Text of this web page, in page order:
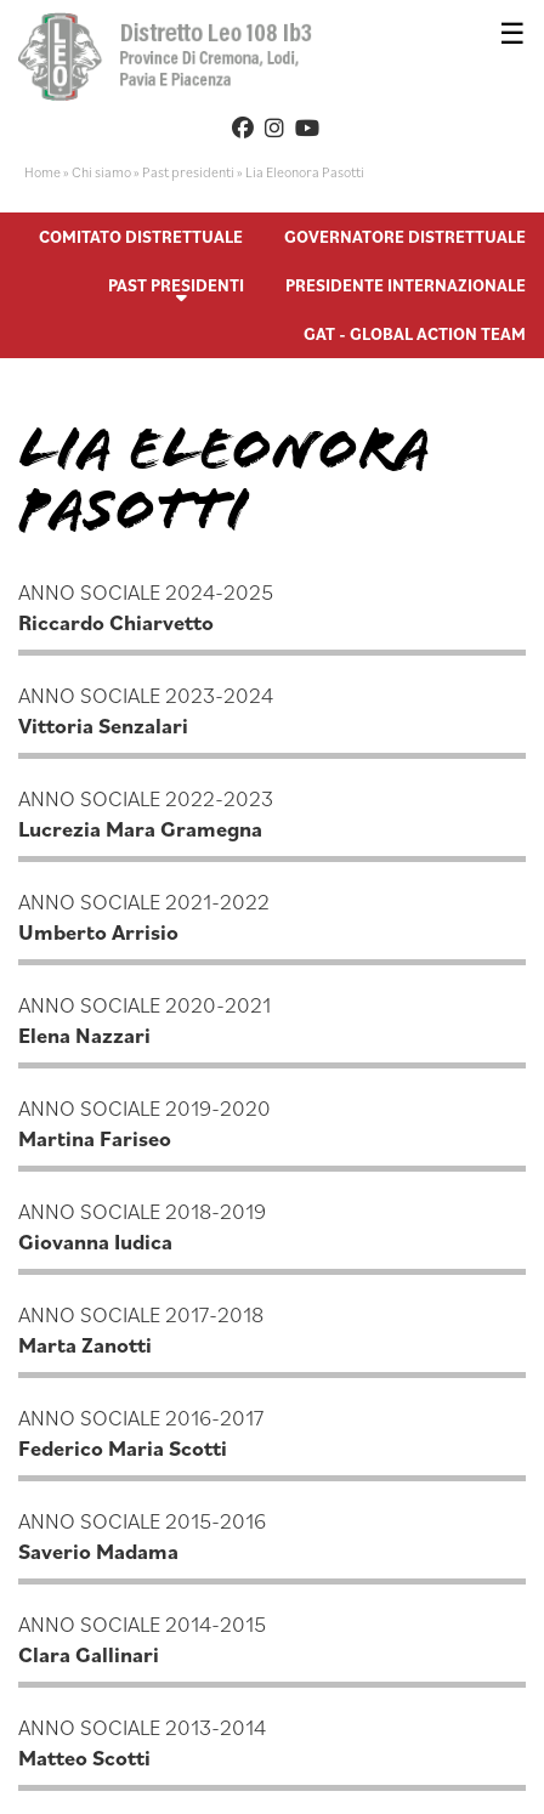
☰
Home» Chi siamo» Past presidenti » Lia Eleonora Pasotti
COMITATO DISTRETTUALE GOVERNATORE DISTRETTUALE
PAST PRESIDENTI PRESIDENTE INTERNAZIONALE
GAT - GLOBAL ACTION TEAM
LIA ELEONORA
PASOTTI
ANNO SOCIALE 2024-2025
Riccardo Chiarvetto
ANNO SOCIALE 2023-2024
Vittoria Senzalari
ANNO SOCIALE 2022-2023
Lucrezia Mara Gramegna
ANNO SOCIALE 2021-2022
Umberto Arrisio
ANNO SOCIALE 2020-2021
Elena Nazzari
ANNO SOCIALE 2019-2020
Martina Fariseo
ANNO SOCIALE 2018-2019
Giovanna Iudica
ANNO SOCIALE 2017-2018
Marta Zanotti
ANNO SOCIALE 2016-2017
Federico Maria Scotti
ANNO SOCIALE 2015-2016
Saverio Madama
ANNO SOCIALE 2014-2015
Clara Gallinari
ANNO SOCIALE 2013-2014
Matteo Scotti